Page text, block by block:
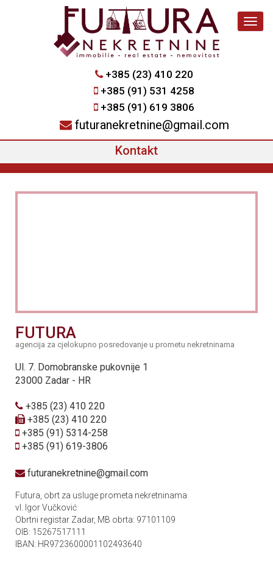
+385 (23) 410 220
+385 (91) 531 4258
+385 (91) 619 3806
futuranekretnine@gmail.com
Kontakt
FUTURA
agencija za cjelokupno posredovanje u prometu nekretninama
Ul. 7. Domobranske pukovnije 1
23000 Zadar - HR
+385 (23) 410 220
+385 (23) 410 220
+385 (91) 5314-258
+385 (91) 619-3806
futuranekretnine@gmail.com
Futura, obrt za usluge prometa nekretninama
vl. Igor Vučković
Obrtni registar Zadar, MB obrta: 97101109
OIB: 15267517111
IBAN: HR9723600001102493640